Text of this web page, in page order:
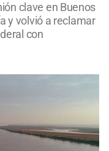
clave en Buenos
y volvió a reclamar
con